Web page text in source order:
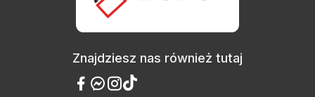
Znajdziesz nas również tutaj